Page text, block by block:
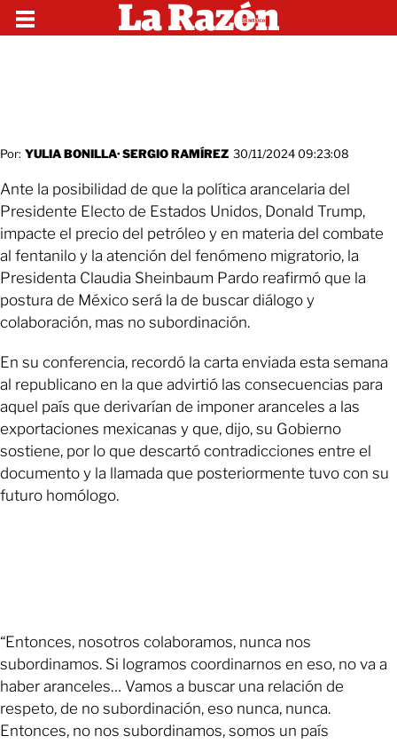
Por: YULIA BONILLA·SERGIO RAMÍREZ 30/11/2024 09:23:08
Ante la posibilidad de que la política arancelaria del
Presidente Electo de Estados Unidos, Donald Trump,
impacte el precio del petróleo y en materia del combate
al fentanilo y la atención del fenómeno migratorio, la
Presidenta Claudia Sheinbaum Pardo reafirmó que la
postura de México será la de buscar diálogo y
colaboración, mas no subordinación.
En su conferencia, recordó la carta enviada esta semana
al republicano en la que advirtió las consecuencias para
aquel país que derivarían de imponer aranceles a las
exportaciones mexicanas y que, dijo, su Gobierno
sostiene, por lo que descartó contradicciones entre el
documento y la llamada que posteriormente tuvo con su
futuro homólogo.
“Entonces, nosotros colaboramos, nunca nos
subordinamos. Si logramos coordinarnos en eso, no va a
haber aranceles… Vamos a buscar una relación de
respeto, de no subordinación, eso nunca, nunca.
Entonces, no nos subordinamos, somos un país